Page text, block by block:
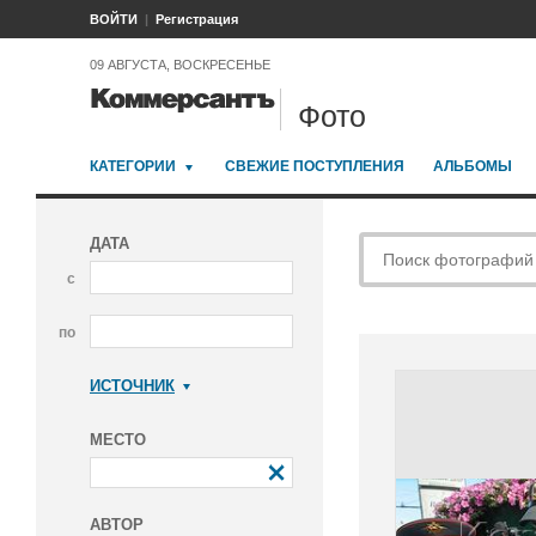
ВОЙТИ Регистрация
09 АВГУСТА, ВОСКРЕСЕНЬЕ
Фото
КАТЕГОРИИ СВЕЖИЕ ПОСТУПЛЕНИЯ АЛЬБОМЫ
ДАТА
с
по
ИСТОЧНИК
МЕСТО
АВТОР